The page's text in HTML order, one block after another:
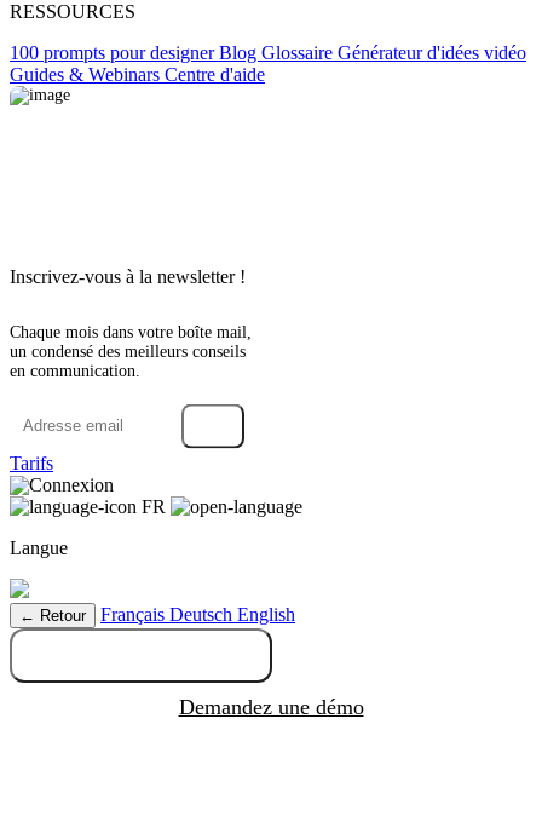
RESSOURCES
100 prompts pour designerBlog Glossaire Générateur d'idées vidéo
Guides & Webinars Centre d'aide
Inscrivez-vous à la newsletter !
Chaque mois dans votre boîte mail,
un condensé des meilleurs conseils
en communication.
Tarifs
Connexion
FR
Langue
← Retour Français Deutsch English
Demandez une démo